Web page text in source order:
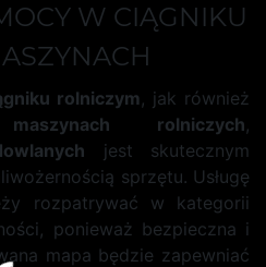
W CIĄGNIKU
rolniczym, jak również
maszynach rolniczych,
jest skutecznym
sprzętu. Usługę
rozpatrywać w kategorii
ponieważ bezpieczna i
mapa będzie zapewniać